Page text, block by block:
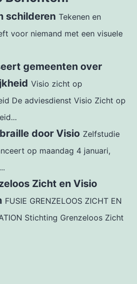
schilderen Tekenen en
voor niemand met een visuele
gemeenten over
Visio zicht op
De adviesdienst Visio Zicht op
door Visio Zelfstudie
op maandag 4 januari,
Zicht en Visio
FUSIE GRENZELOOS ZICHT EN
Stichting Grenzeloos Zicht